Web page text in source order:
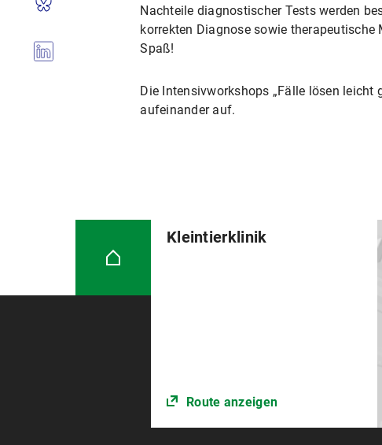
Nachteile diagnostischer Tests werden
korrekten Diagnose sowie
Spaß!
Die Intensivworkshops „Fälle lösen leicht
aufeinander auf.
Kleintierklinik
Route anzeigen